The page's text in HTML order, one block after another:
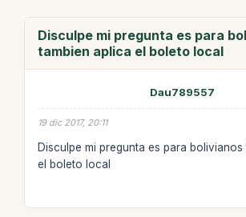
Disculpe mi pregunta es para
tambien aplica el boleto local
Dau789557
19 dic 2017, 20:11
Disculpe mi pregunta es para bolivianos
el boleto local